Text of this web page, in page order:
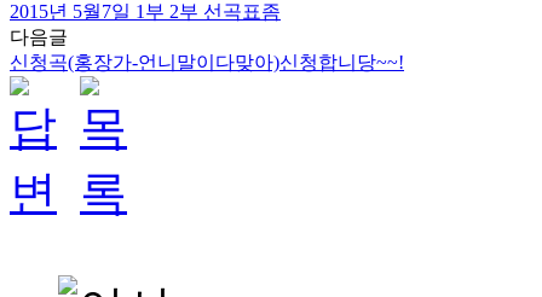
2015년 5월7일 1부 2부 선곡표좀
다음글
신청곡(홍장가-언니말이다맞아)신청합니당~~!